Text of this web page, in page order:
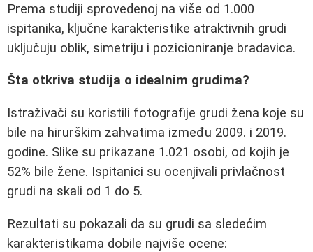
Prema studiji sprovedenoj na više od 1.000
ispitanika, ključne karakteristike atraktivnih grudi
uključuju oblik, simetriju i pozicioniranje bradavica.
Šta otkriva studija o idealnim grudima?
Istraživači su koristili fotografije grudi žena koje su
bile na hirurškim zahvatima između 2009. i 2019.
godine. Slike su prikazane 1.021 osobi, od kojih je
52% bile žene. Ispitanici su ocenjivali privlačnost
grudi na skali od 1 do 5.
Rezultati su pokazali da su grudi sa sledećim
karakteristikama dobile najviše ocene: